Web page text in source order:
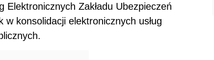
Elektronicznych Zakładu Ubezpieczeń
w konsolidacji elektronicznych usług